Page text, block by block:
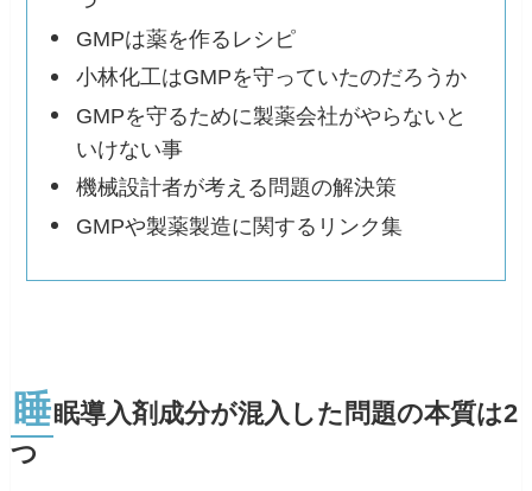
GMPは薬を作るレシピ
小林化工はGMPを守っていたのだろうか
GMPを守るために製薬会社がやらないと
いけない事
機械設計者が考える問題の解決策
GMPや製薬製造に関するリンク集
睡眠導入剤成分が混入した問題の本質は2
つ